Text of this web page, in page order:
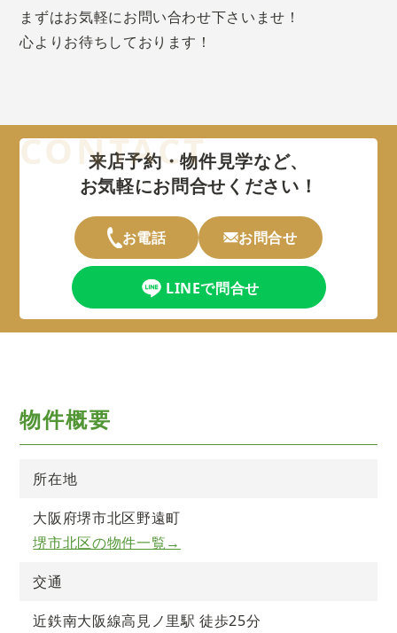
まずはお気軽にお問い合わせ下さいませ！
心よりお待ちしております！
来店予約・物件見学など、
お気軽にお問合せください！
お電話 お問合せ
LINEで問合せ
物件概要
所在地
大阪府堺市北区野遠町
堺市北区の物件一覧→
交通
近鉄南大阪線高見ノ里駅 徒歩25分